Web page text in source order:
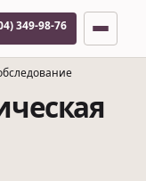
349-98-76